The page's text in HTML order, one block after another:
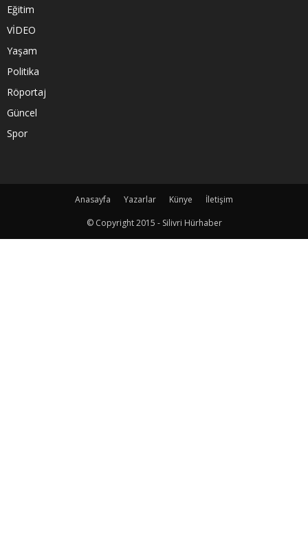
Eğitim
VİDEO
Yaşam
Politika
Röportaj
Güncel
Spor
Anasayfa Yazarlar Künye
İletişim
© Copyright 2015 - Silivri Hürhaber